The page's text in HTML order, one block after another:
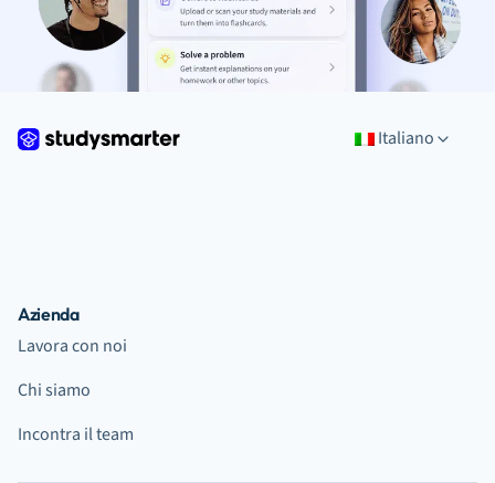
Italiano
Azienda
Lavora con noi
Chi siamo
Incontra il team